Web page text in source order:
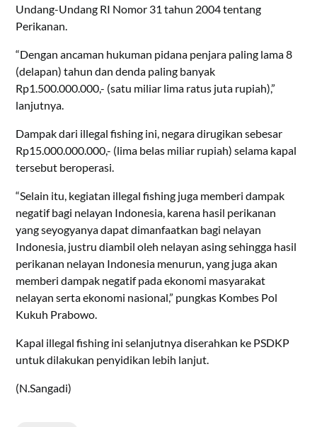
Undang-Undang RI Nomor 31 tahun 2004 tentang
Perikanan.
“Dengan ancaman hukuman pidana penjara paling lama 8
(delapan) tahun dan denda paling banyak
Rp1.500.000.000,- (satu miliar lima ratus juta rupiah),”
lanjutnya.
Dampak dari illegal fishing ini, negara dirugikan sebesar
Rp15.000.000.000,- (lima belas miliar rupiah) selama kapal
tersebut beroperasi.
“Selain itu, kegiatan illegal fishing juga memberi dampak
negatif bagi nelayan Indonesia, karena hasil perikanan
yang seyogyanya dapat dimanfaatkan bagi nelayan
Indonesia, justru diambil oleh nelayan asing sehingga hasil
perikanan nelayan Indonesia menurun, yang juga akan
memberi dampak negatif pada ekonomi masyarakat
nelayan serta ekonomi nasional,” pungkas Kombes Pol
Kukuh Prabowo.
Kapal illegal fishing ini selanjutnya diserahkan ke PSDKP
untuk dilakukan penyidikan lebih lanjut.
(N.Sangadi)